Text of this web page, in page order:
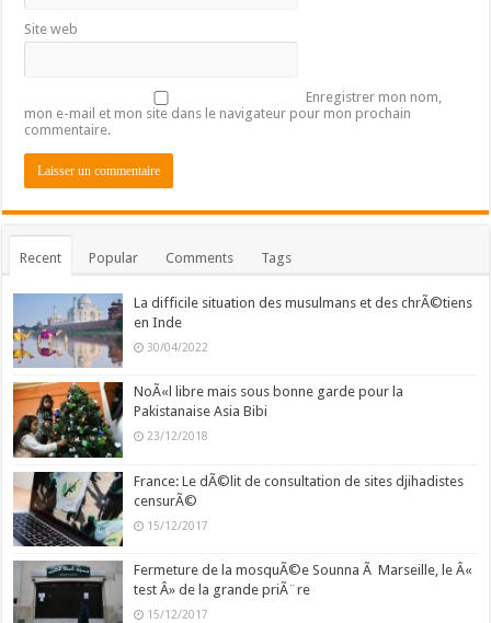
Site web
Enregistrer mon nom,
mon e-mail et mon site dans le navigateur pour mon prochain
commentaire.
Recent Popular Comments Tags
La difficile situation des musulmans et des chrÃ©tiens
en Inde
30/04/2022
NoÃ«l libre mais sous bonne garde pour la
Pakistanaise Asia Bibi
23/12/2018
France: Le dÃ©lit de consultation de sites djihadistes
censurÃ©
15/12/2017
Fermeture de la mosquÃ©e Sounna Ã Marseille, le Â«
test Â» de la grande priÃ¨re
15/12/2017